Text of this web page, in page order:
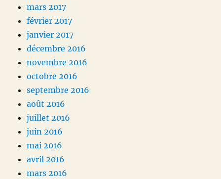
mars 2017
février 2017
janvier 2017
décembre 2016
novembre 2016
octobre 2016
septembre 2016
août 2016
juillet 2016
juin 2016
mai 2016
avril 2016
mars 2016